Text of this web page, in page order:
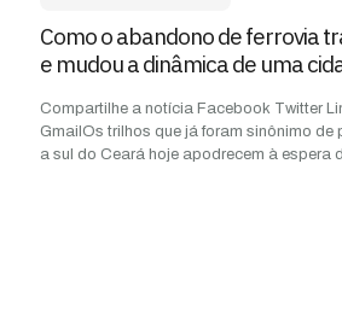
Como o abandono de ferrovia
e mudou a dinâmica de uma
Compartilhe a notícia Facebook Twitter
GmailOs trilhos que já foram sinônimo de
a sul do Ceará hoje apodrecem à espera